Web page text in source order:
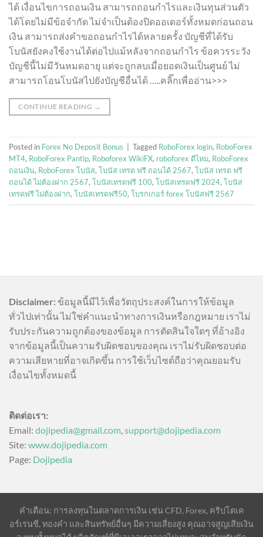
ได้ เงื่อนไขการถอนเงิน สามารถถอนกำไรและเงินทุนส่วนตัว
ได้โดยไม่มีข้อจำกัด ไม่จำเป็นต้องปิดออเดอร์ทั้งหมดก่อนถอน
เงิน สามารถส่งคำขอถอนกำไรได้หลายครั้ง บัญชีที่ได้รับ
โบนัสยังคงใช้งานได้ต่อไปแม้หลังจากถอนกำไร ข้อควรระวัง
บัญชีนี้ไม่มีวันหมดอายุ แต่จะถูกลบเมื่อยอดเงินเป็นศูนย์ ไม่
สามารถโอนโบนัสไปยังบัญชีอื่นได้ …..คลิ๊กเพื่ออ่าน>>>
CONTINUE READING →
Posted in Forex No Deposit Bonus Tagged RoboForex login, RoboForex
MT4, RoboForex Pantip, Roboforex WikiFX, roboforex ดีไหม, RoboForex
ถอนเงิน, RoboForex โบนัส, โบนัส เทรด ฟรี ถอนได้ 2567, โบนัส เทรด ฟรี
ถอนได้ ไม่ต้องฝาก 2567, โบนัสเทรดฟรี 100, โบนัสเทรดฟรี 2024, โบนัส
เทรดฟรี ไม่ต้องฝาก, โบนัสเทรดฟรี50, โบรกเกอร์ forex โบนัสฟรี 2567
Disclaimer: ข้อมูลนี้มีไว้เพื่อวัตถุประสงค์ในการให้ข้อมูล
ทั่วไปเท่านั้น ไม่ใช่คำแนะนำทางการเงินหรือกฎหมาย เราไม่
รับประกันความถูกต้องของข้อมูล การตัดสินใจใดๆ ที่อ้างอิง
จากข้อมูลนี้เป็นความรับผิดชอบของคุณ เราไม่รับผิดชอบต่อ
ความเสียหายที่อาจเกิดขึ้น การใช้เว็บไซต์ถือว่าคุณยอมรับ
เงื่อนไขทั้งหมดนี้
ติดต่อเรา:
Email: dojipedia@gmail.com,support@dojipedia.com
Site: www.dojipedia.com
Page: Dojipedia
คำเตือน: การลงทุนในตลาดการเงิน เช่น CFD, Forex, คริปโตเค
อร์เรนซี, ทองคำ และสินทรัพย์อื่นๆ มีความเสี่ยงสูง คุณอาจสูญเสียเงิน